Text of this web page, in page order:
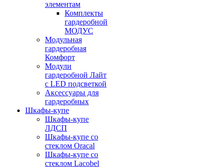
элементам
Комплекты
гардеробной
МОДУС
Модульная
гардеробная
Комфорт
Модули
гардеробной Лайт
с LED подсветкой
Аксессуары для
гардеробных
Шкафы-купе
Шкафы-купе
ЛДСП
Шкафы-купе со
стеклом Oracal
Шкафы-купе со
стеклом Lacobel